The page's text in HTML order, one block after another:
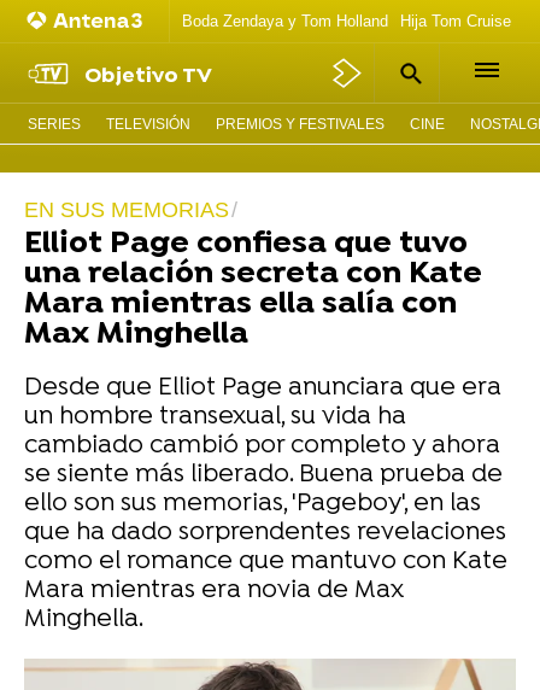
Boda Zendaya y Tom Holland Hija Tom Cruise
Objetivo TV
SERIES TELEVISIÓN PREMIOS Y FESTIVALES CINE
EN SUS MEMORIAS
Elliot Page confiesa que tuvo
una relación secreta con Kate
Mara mientras ella salía con
Max Minghella
Desde que Elliot Page anunciara que era
un hombre transexual, su vida ha
cambiado cambió por completo y ahora
se siente más liberado. Buena prueba de
ello son sus memorias, 'Pageboy', en las
que ha dado sorprendentes revelaciones
como el romance que mantuvo con Kate
Mara mientras era novia de Max
Minghella.